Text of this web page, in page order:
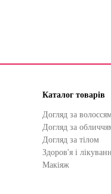
Каталог товарів
Догляд за
Догляд за
Догляд за тілом
Здоров'я і
Макіяж